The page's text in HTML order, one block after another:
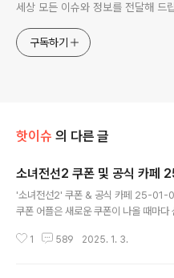
세상 모든 이슈와 정보를 전달해 드
구독하기
핫이슈 의 다른 글
소녀
'소녀전선2' 쿠폰 & 공식 카페 25-01-04 [모바일
쿠폰 어플은 새로운 쿠폰이 나올 때마다 신속하
블로그나 카페를 돌아다니지 마세요. 소녀전선2 쿠폰 어플이 모든 것을 대신해
1 589 2025. 1. 3.